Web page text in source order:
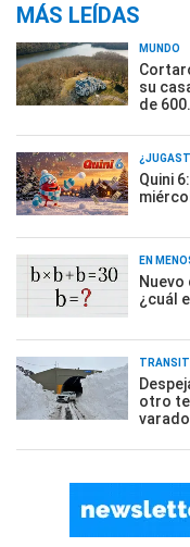
MÁS LEÍDAS
MUNDO
su
de
Quini
EN
¿cuál
otro